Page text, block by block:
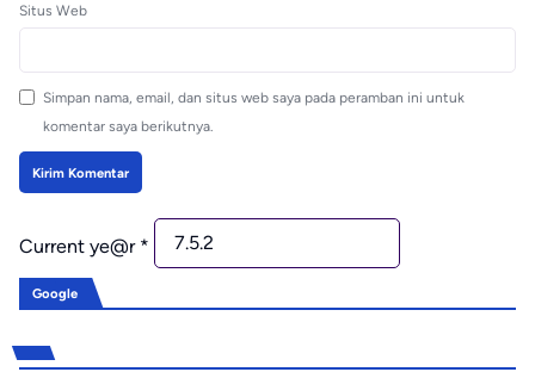
Situs Web
Simpan nama, email, dan situs web saya pada peramban ini untuk
komentar saya berikutnya.
Current ye@r *
Google